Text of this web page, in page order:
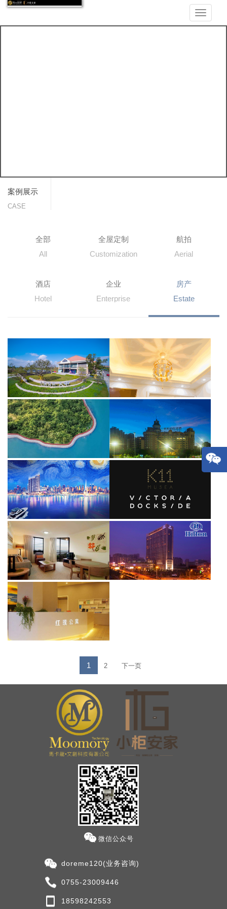
Toggle
案例展示
CASE
全部
All
全屋定制
Customization
航拍
Aerial
酒店
Hotel
企业
Enterprise
房产
Estate
1 2 下一页
微信公众号
doreme120(业务咨询)
0755-23009446
18598242553
X